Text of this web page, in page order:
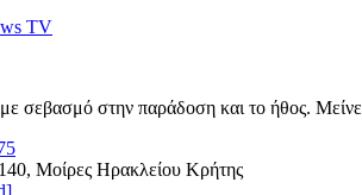
TV
με σεβασμό στην παράδοση και το ήθος.
Μοίρες Ηρακλείου Κρήτης